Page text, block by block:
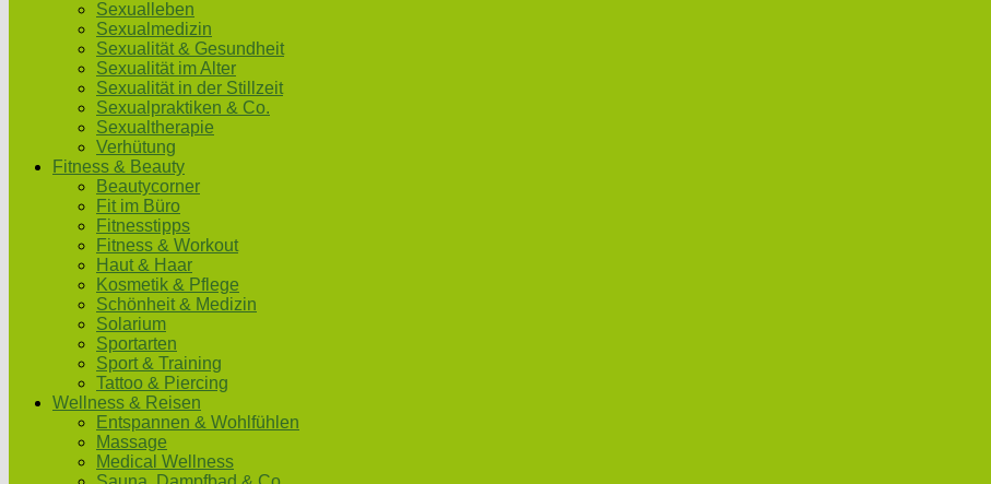
Sexualleben
Sexualmedizin
Sexualität & Gesundheit
Sexualität im Alter
Sexualität in der Stillzeit
Sexualpraktiken & Co.
Sexualtherapie
Verhütung
Fitness & Beauty
Beautycorner
Fit im Büro
Fitnesstipps
Fitness & Workout
Haut & Haar
Kosmetik & Pflege
Schönheit & Medizin
Solarium
Sportarten
Sport & Training
Tattoo & Piercing
Wellness & Reisen
Entspannen & Wohlfühlen
Massage
Medical Wellness